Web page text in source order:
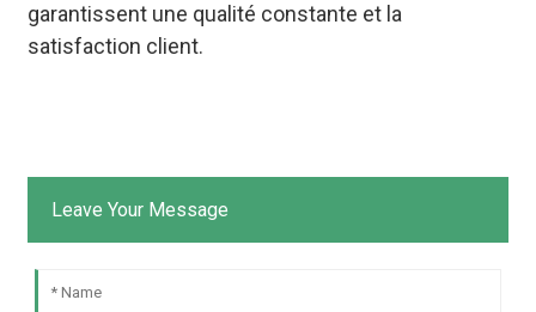
garantissent une qualité constante et la
satisfaction client.
Leave Your Message